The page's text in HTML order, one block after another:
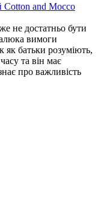
and Mocco
не достатньо бути
вимоги
як батьки розуміють,
та він має
про важливість